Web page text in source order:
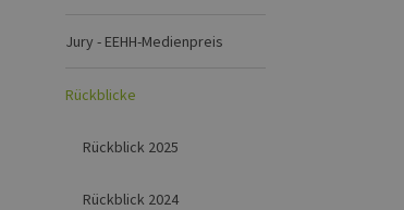
Jury - EEHH-Medienpreis
Rückblicke
Rückblick 2025
Rückblick 2024